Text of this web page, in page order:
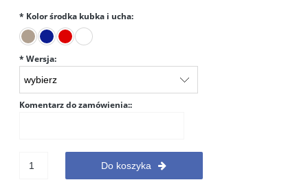
* Kolor środka kubka i ucha:
* Wersja:
Komentarz do zamówienia::
Do koszyka